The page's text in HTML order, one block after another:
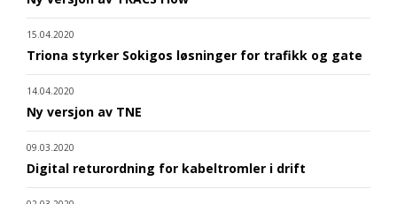
15.04.2020
Triona styrker Sokigos løsninger for trafikk og gate
14.04.2020
Ny versjon av TNE
09.03.2020
Digital returordning for kabeltromler i drift